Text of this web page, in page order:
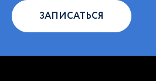
ЗАПИСАТЬСЯ